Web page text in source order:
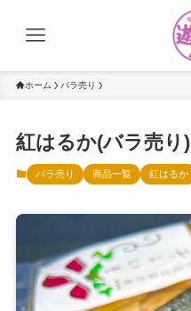
ホーム バラ売り
紅はるか(バラ売り)
バラ売り 商品一覧 紅はるか